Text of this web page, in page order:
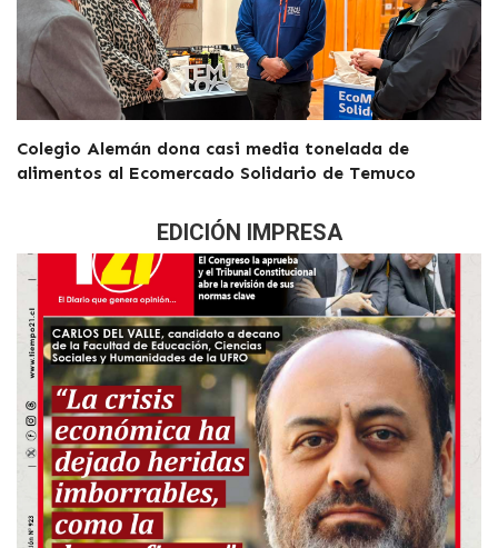
Colegio Alemán dona casi media tonelada de
alimentos al Ecomercado Solidario de Temuco
EDICIÓN IMPRESA